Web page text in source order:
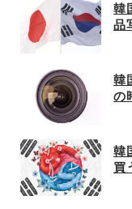
韓
品
韓
の
韓
買